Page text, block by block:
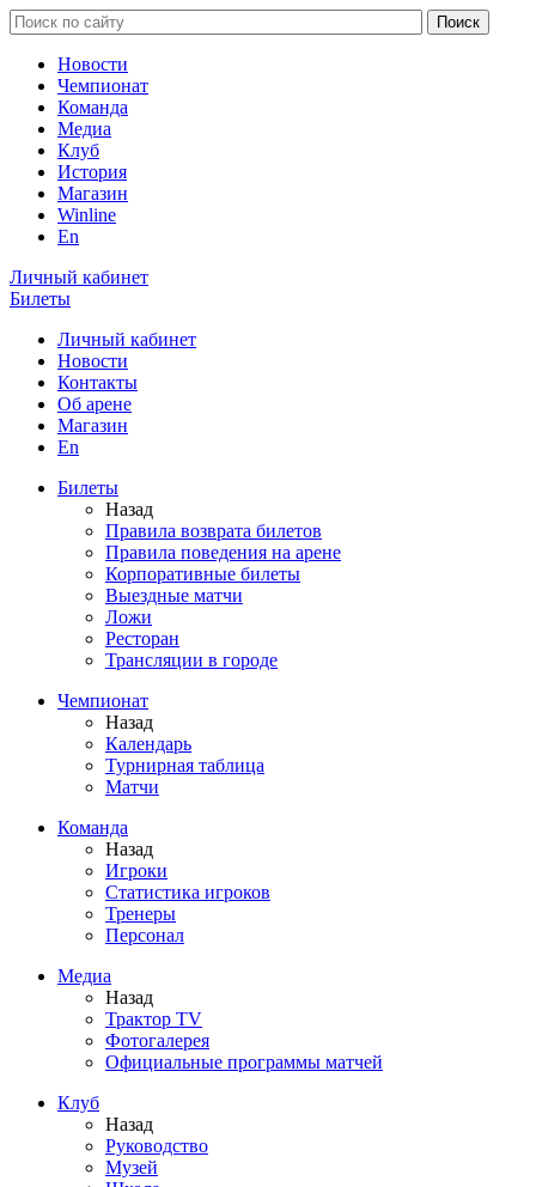
Новости
Чемпионат
Команда
Медиа
Клуб
История
Магазин
Winline
En
Личный кабинет
Билеты
Личный кабинет
Новости
Контакты
Об арене
Магазин
En
Билеты
Назад
Правила возврата билетов
Правила поведения на арене
Корпоративные билеты
Выездные матчи
Ложи
Ресторан
Трансляции в городе
Чемпионат
Назад
Календарь
Турнирная таблица
Матчи
Команда
Назад
Игроки
Статистика игроков
Тренеры
Персонал
Медиа
Назад
Трактор TV
Фотогалерея
Официальные программы матчей
Клуб
Назад
Руководство
Музей